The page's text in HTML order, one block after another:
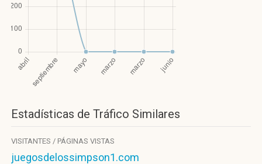
Estadísticas de Tráfico Similares
VISITANTES / PÁGINAS VISTAS
juegosdelossimpson1.com